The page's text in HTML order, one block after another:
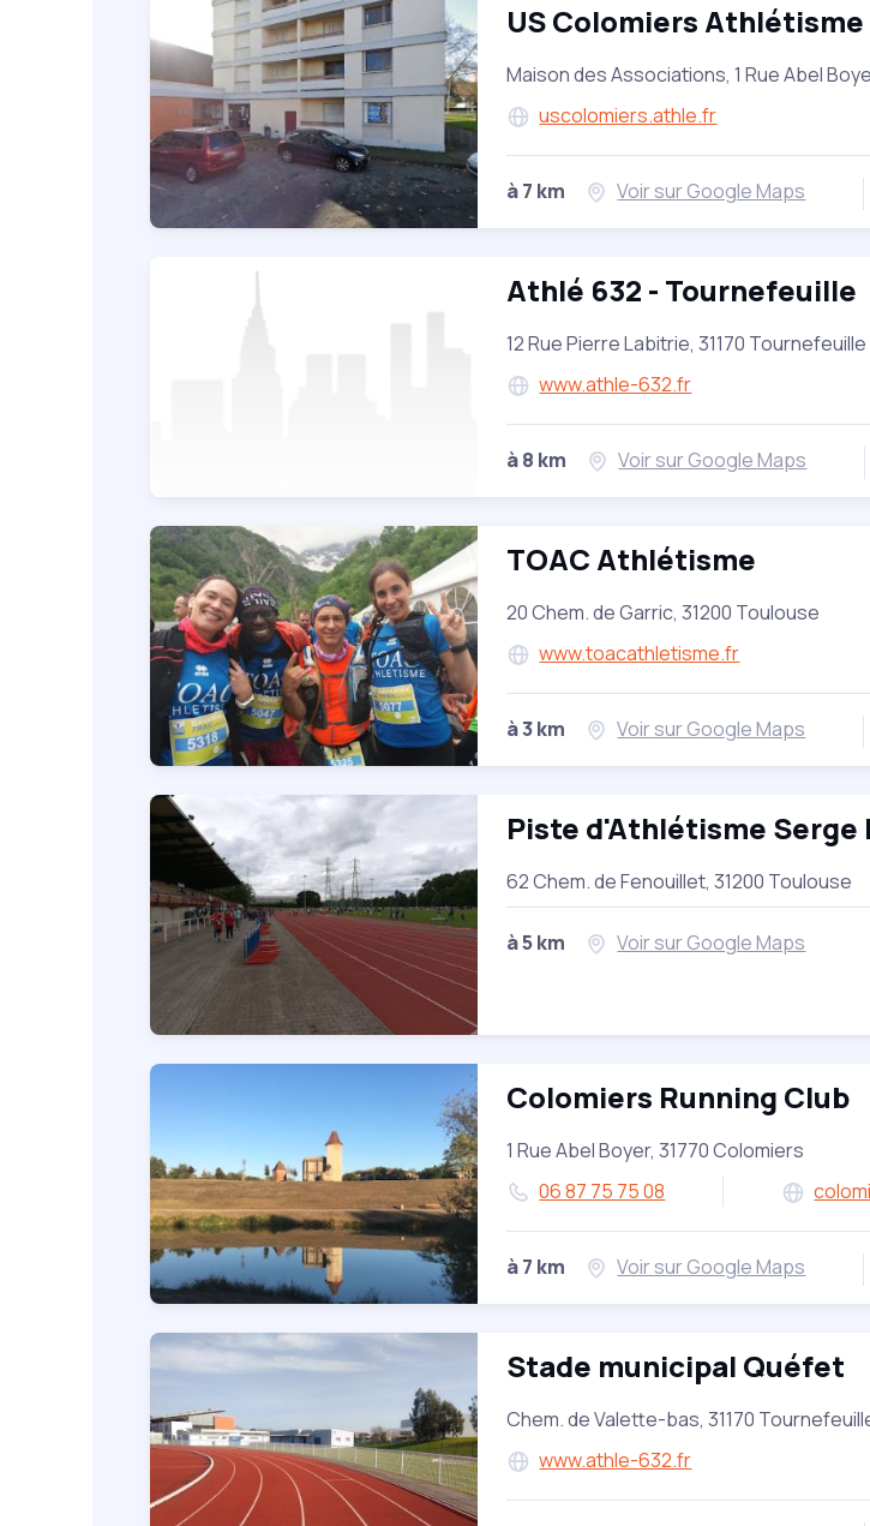
US Colomiers Athlétisme
Maison des Associations, 1 Rue Abel
uscolomiers.athle.fr
à 7 km Voir sur Google Maps
Athlé 632 - Tournefeuille
12 Rue Pierre Labitrie, 31170 Tournefeuille
www.athle-632.fr
à 8 km Voir sur Google Maps
TOAC Athlétisme
20 Chem. de Garric, 31200 Toulouse
www.toacathletisme.fr
à 3 km Voir sur Google Maps
Piste d'Athlétisme Serge
62 Chem. de Fenouillet, 31200 Toulouse
à 5 km Voir sur Google Maps
Colomiers Running Club
1 Rue Abel Boyer, 31770 Colomiers
06 87 75 75 08
à 7 km Voir sur Google Maps
Stade municipal Quéfet
Chem. de Valette-bas, 31170
www.athle-632.fr